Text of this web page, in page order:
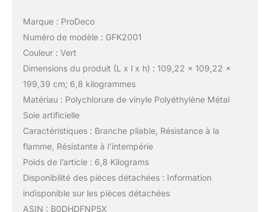
Marque : ProDeco
Numéro de modèle : GFK2001
Couleur : Vert
Dimensions du produit (L x l x h) : 109,22 x 109,22 x
199,39 cm; 6,8 kilogrammes
Matériau : Polychlorure de vinyle Polyéthylène Métal
Soie artificielle
Caractéristiques : Branche pliable, Résistance à la
flamme, Résistante à l’intempérie
Poids de l’article : 6,8 Kilograms
Disponibilité des pièces détachées : Information
indisponible sur les pièces détachées
ASIN : B0DHDFNP5X